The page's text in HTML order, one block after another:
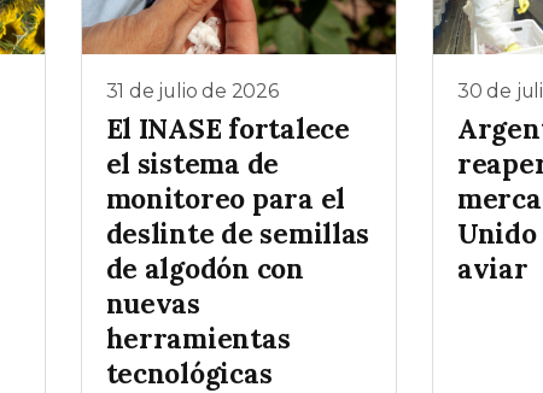
31 de julio de 2026
El INASE fortalece
el sistema de
monitoreo para el
deslinte de semillas
de algodón con
nuevas
herramientas
tecnológicas
30 de
aviar